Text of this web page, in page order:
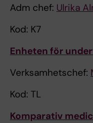
Adm chef: Ulrika
Kod: K7
Enheten för
Verksamhetschef:
Kod: TL
Komparativ